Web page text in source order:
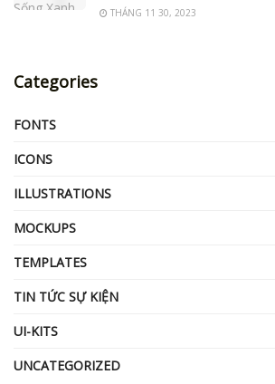
THÁNG 11 30, 2023
Categories
FONTS
ICONS
ILLUSTRATIONS
MOCKUPS
TEMPLATES
TIN TỨC SỰ KIỆN
UI-KITS
UNCATEGORIZED